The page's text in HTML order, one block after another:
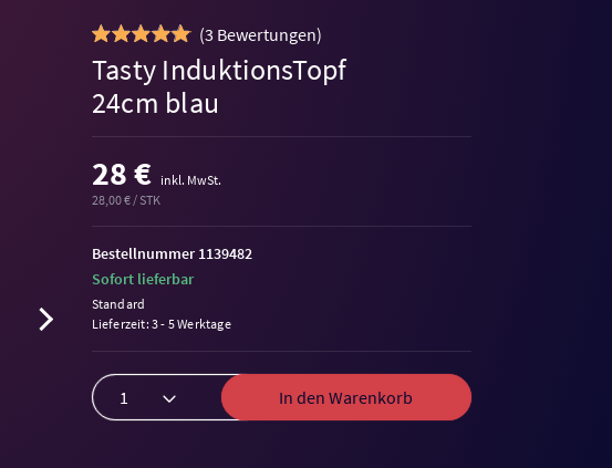
(3 Bewertungen)
Tasty InduktionsTopf
24cm blau
28 €
inkl. MwSt.
28,00 € / STK
In den Warenkorb
Bestellnummer 1139482
Sofort lieferbar
Standard
Lieferzeit: 3 - 5 Werktage